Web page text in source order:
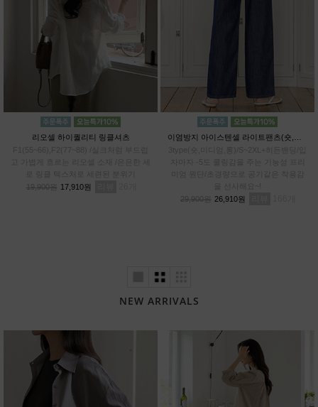
리오셀 하이퀄리티 링클셔츠
F1(55~66),F2(77~88) /실크처럼 부드럽
고 가볍게 흐르는 리오셀 소재 /은은한 세
로 링클 텍스처로 세련된 분위기
19,900원 17,910원
3type(숏,미디엄,롱)/S~2XL+히든밴딩/입
자마자 -5도 쿨링감을 주는 기능성 프리
을 선사해요~!
29,900원 26,910원
NEW ARRIVALS